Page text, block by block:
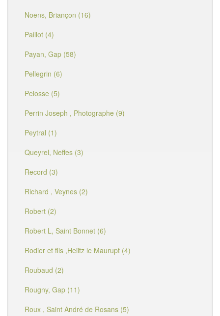
Noens, Briançon (16)
Paillot (4)
Payan, Gap (58)
Pellegrin (6)
Pelosse (5)
Perrin Joseph , Photographe (9)
Peytral (1)
Queyrel, Neffes (3)
Record (3)
Richard , Veynes (2)
Robert (2)
Robert L, Saint Bonnet (6)
Rodier et fils ,Heiltz le Maurupt (4)
Roubaud (2)
Rougny, Gap (11)
Roux , Saint André de Rosans (5)